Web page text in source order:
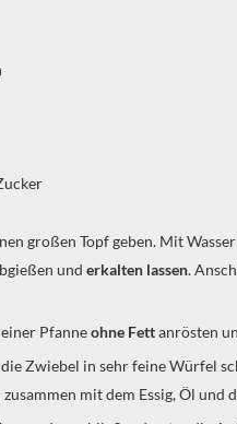
großen Topf geben. Mit
und erkalten lassen.
einer Pfanneohne Fettanrösten
zusammen mit dem Essig, Öl